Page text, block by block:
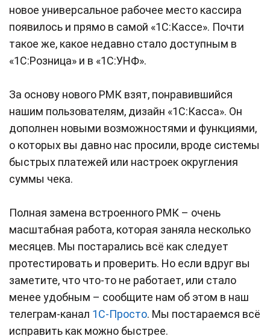
новое универсальное рабочее место кассира
появилось и прямо в самой «1С:Кассе». Почти
такое же, какое недавно стало доступным в
«1С:Розница» и в «1С:УНФ».
За основу нового РМК взят, понравившийся
нашим пользователям, дизайн «1C:Касса». Он
дополнен новыми возможностями и функциями,
о которых вы давно нас просили, вроде системы
быстрых платежей или настроек округления
суммы чека.
Полная замена встроенного РМК – очень
масштабная работа, которая заняла несколько
месяцев. Мы постарались всё как следует
протестировать и проверить. Но если вдруг вы
заметите, что что-то не работает, или стало
менее удобным – сообщите нам об этом в наш
телеграм-канал 1С-Просто. Мы постараемся всё
исправить как можно быстрее.